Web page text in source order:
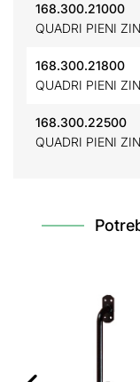
168.300.21000
QUADRI PIENI
168.300.21800
QUADRI PIENI
168.300.22500
QUADRI PIENI